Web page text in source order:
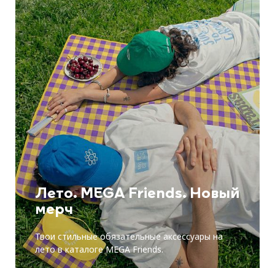
Лето. MEGA Friends. Новый
мерч
Твои стильные обязательные аксессуары на
лето в каталоге MEGA Friends.